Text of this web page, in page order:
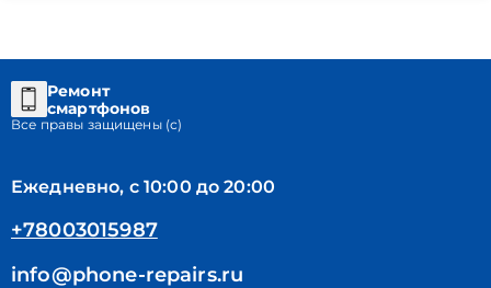
Ремонт
смартфонов
Все правы защищены (с)
Ежедневно, с 10:00 до 20:00
+78003015987
info@phone-repairs.ru